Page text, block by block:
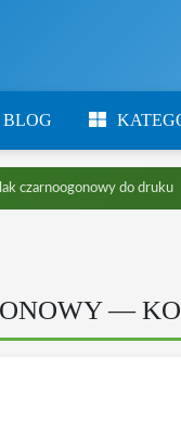
BLOG
czarnoogonowy do druku
—